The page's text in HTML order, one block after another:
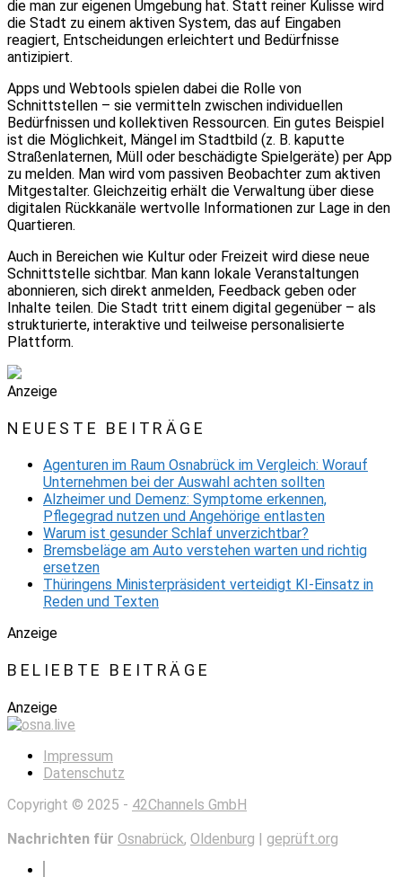
die man zur eigenen Umgebung hat. Statt reiner Kulisse wird
die Stadt zu einem aktiven System, das auf Eingaben
reagiert, Entscheidungen erleichtert und Bedürfnisse
antizipiert.
Apps und Webtools spielen dabei die Rolle von
Schnittstellen – sie vermitteln zwischen individuellen
Bedürfnissen und kollektiven Ressourcen. Ein gutes Beispiel
ist die Möglichkeit, Mängel im Stadtbild (z. B. kaputte
Straßenlaternen, Müll oder beschädigte Spielgeräte) per App
zu melden. Man wird vom passiven Beobachter zum aktiven
Mitgestalter. Gleichzeitig erhält die Verwaltung über diese
digitalen Rückkanäle wertvolle Informationen zur Lage in den
Quartieren.
Auch in Bereichen wie Kultur oder Freizeit wird diese neue
Schnittstelle sichtbar. Man kann lokale Veranstaltungen
abonnieren, sich direkt anmelden, Feedback geben oder
Inhalte teilen. Die Stadt tritt einem digital gegenüber – als
strukturierte, interaktive und teilweise personalisierte
Plattform.
Anzeige
NEUESTE BEITRÄGE
Agenturen im Raum Osnabrück im Vergleich: Worauf
Unternehmen bei der Auswahl achten sollten
Alzheimer und Demenz: Symptome erkennen,
Pflegegrad nutzen und Angehörige entlasten
Warum ist gesunder Schlaf unverzichtbar?
Bremsbeläge am Auto verstehen warten und richtig
ersetzen
Thüringens Ministerpräsident verteidigt KI-Einsatz in
Reden und Texten
Anzeige
BELIEBTE BEITRÄGE
Anzeige
Impressum
Datenschutz
Copyright © 2025 - 42Channels GmbH
Nachrichten für Osnabrück, Oldenburg | geprüft.org